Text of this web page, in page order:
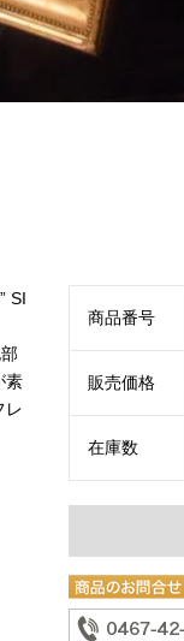
SI
素
レ
商品番号
販売価格
在庫数